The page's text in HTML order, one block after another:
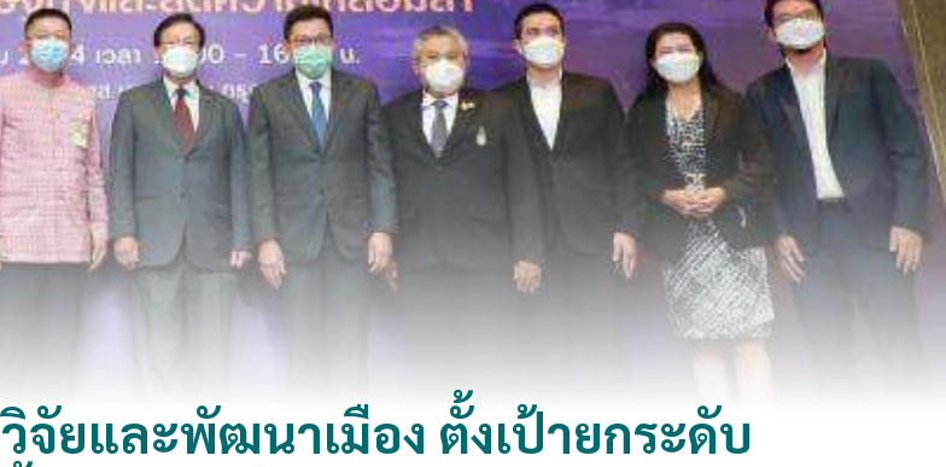
จัยและพัฒนาเมือง ตั้งเป้ายกระดับ